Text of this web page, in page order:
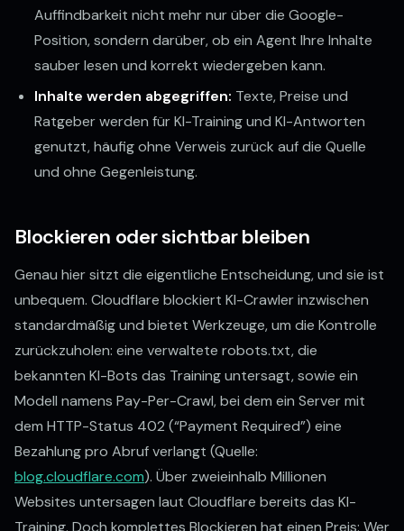
Auffindbarkeit nicht mehr nur über die Google-
Position, sondern darüber, ob ein Agent Ihre Inhalte
sauber lesen und korrekt wiedergeben kann.
Inhalte werden abgegriffen: Texte, Preise und
Ratgeber werden für KI-Training und KI-Antworten
genutzt, häufig ohne Verweis zurück auf die Quelle
und ohne Gegenleistung.
Blockieren oder sichtbar bleiben
Genau hier sitzt die eigentliche Entscheidung, und sie ist
unbequem. Cloudflare blockiert KI-Crawler inzwischen
standardmäßig und bietet Werkzeuge, um die Kontrolle
zurückzuholen: eine verwaltete robots.txt, die
bekannten KI-Bots das Training untersagt, sowie ein
Modell namens Pay-Per-Crawl, bei dem ein Server mit
dem HTTP-Status 402 (“Payment Required”) eine
Bezahlung pro Abruf verlangt (Quelle:
blog.cloudflare.com). Über zweieinhalb Millionen
Websites untersagen laut Cloudflare bereits das KI-
Training. Doch komplettes Blockieren hat einen Preis: Wer